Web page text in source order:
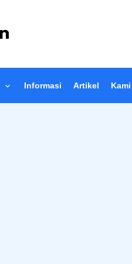
Informasi Artikel Kami